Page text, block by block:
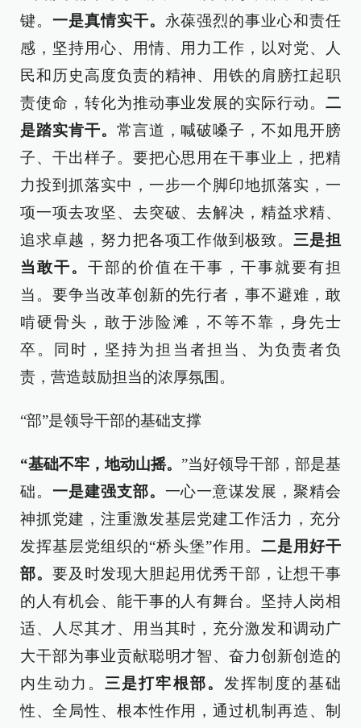
键。 一是真情实干。 永葆强烈的事业心和责任
感，坚持用心、用情、用力工作，以对党、人
民和历史高度负责的精神、用铁的肩膀扛起职
责使命，转化为推动事业发展的实际行动。 二
是踏实肯干。 常言道，喊破嗓子，不如甩开膀
子、干出样子。要把心思用在干事业上，把精
力投到抓落实中，一步一个脚印地抓落实，一
项一项去攻坚、去突破、去解决，精益求精、
追求卓越，努力把各项工作做到极致。 三是担
当敢干。干部的价值在干事，干事就要有担
当。要争当改革创新的先行者，事不避难，敢
啃硬骨头，敢于涉险滩，不等不靠，身先士
卒。同时，坚持为担当者担当、为负责者负
责，营造鼓励担当的浓厚氛围。
“部”是领导干部的基础支撑
“基础不牢，地动山摇。 ”当好领导干部，部是基
础。 一是建强支部。 一心一意谋发展，聚精会
神抓党建，注重激发基层党建工作活力，充分
发挥基层党组织的“桥头堡”作用。 二是用好干
部。 要及时发现大胆起用优秀干部，让想干事
的人有机会、能干事的人有舞台。坚持人岗相
适、人尽其才、用当其时，充分激发和调动广
大干部为事业贡献聪明才智、奋力创新创造的
内生动力。 三是打牢根部。 发挥制度的基础
性、全局性、根本性作用，通过机制再造、制